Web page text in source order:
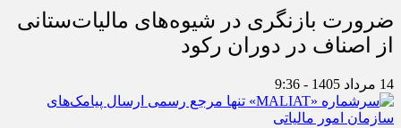
ضرورت بازنگری در شیوه‌های مالیات‌ستانی
از اصناف در دوران رکود
14 مرداد 1405 - 9:36